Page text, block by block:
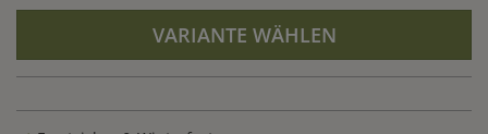
VARIANTE WÄHLEN